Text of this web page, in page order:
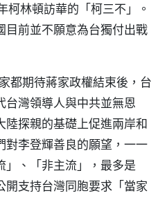
林頓訪華的「柯三不」。
目前並不願意為台獨付出戰
都期待蔣家政權結束後，台
台灣領導人與中共並無恩
探親的基礎上促進兩岸和
對李登輝善良的願望，一一
」、「非主流」，最多是
開支持台灣同胞要求「當家